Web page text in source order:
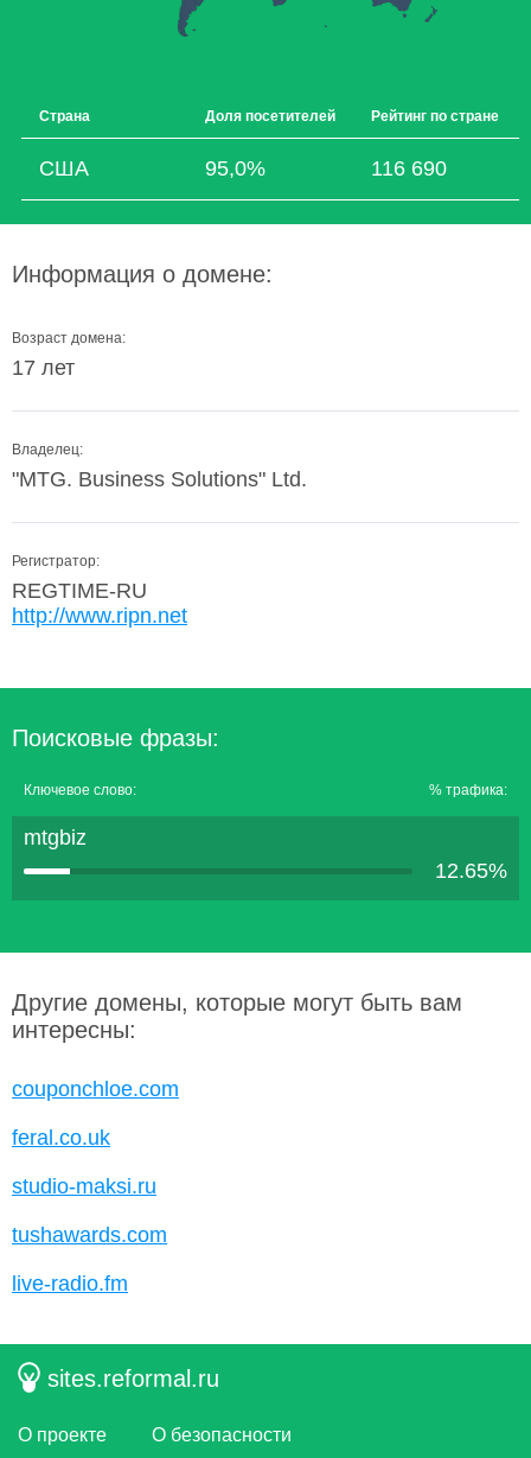
Страна Доля посетителей Рейтинг по стране
США 95,0% 116 690
Информация о домене:
Возраст домена:
17 лет
Владелец:
"MTG. Business Solutions" Ltd.
Регистратор:
REGTIME-RU
http://www.ripn.net
Поисковые фразы:
Ключевое слово: % трафика:
mtgbiz
12.65%
Другие домены, которые могут быть вам
интересны:
couponchloe.com
feral.co.uk
studio-maksi.ru
tushawards.com
live-radio.fm
sites.reformal.ru
О проекте О безопасности